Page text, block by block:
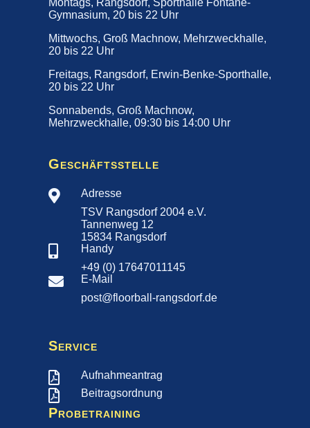
Gymnasium, 20 bis 22 Uhr
Mittwochs, Groß Machnow, Mehrzweckhalle,
20 bis 22 Uhr
Freitags, Rangsdorf, Erwin-Benke-Sporthalle,
20 bis 22 Uhr
Sonnabends, Groß Machnow,
Mehrzweckhalle, 09:30 bis 14:00 Uhr
Geschäftsstelle

Adresse
TSV Rangsdorf 2004 e.V.
Tannenweg 12
15834 Rangsdorf

Handy
+49 (0) 17647011145

E-Mail
post@floorball-rangsdorf.de
Service
 Aufnahmeantrag
 Beitragsordnung
Probetraining